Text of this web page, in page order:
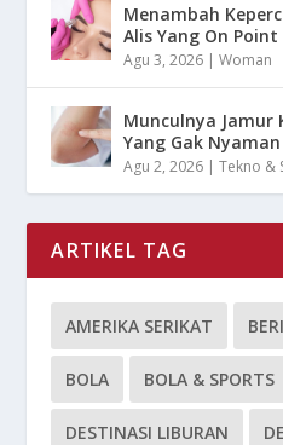
Menambah
Alis Yang On Point
Agu 3, 2026 |Woman
Munculnya Jamur
Yang Gak Nyaman
Agu 2, 2026 |Tekno &
ARTIKEL TAG
AMERIKA SERIKAT
BOLA BOLA & SPORTS
DESTINASI LIBURAN